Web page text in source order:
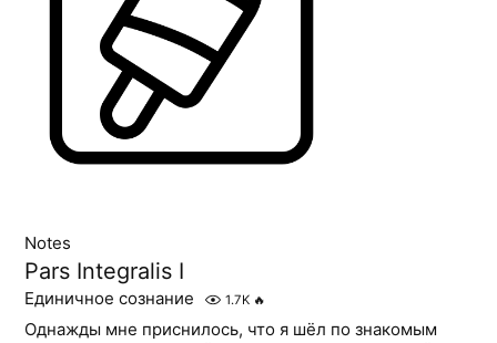
Notes
Pars Integralis I
Единичное сознание 1.7K 🔥
Однажды мне приснилось, что я шёл по знакомым